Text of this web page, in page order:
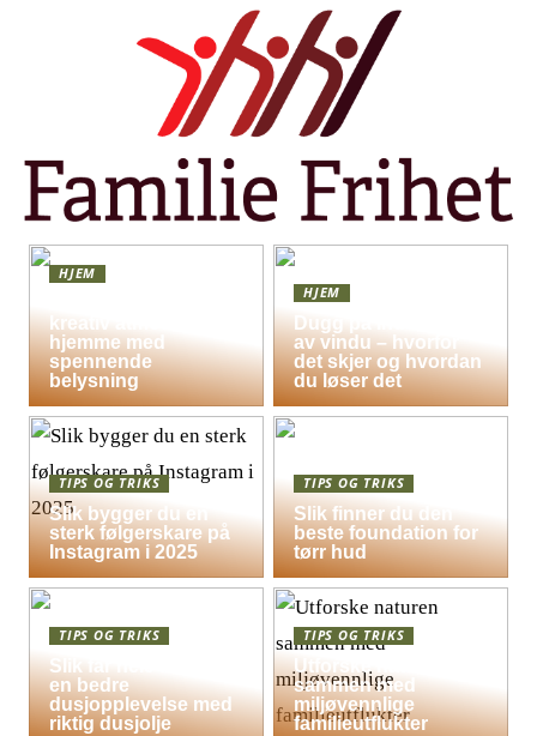
HJEM
kreativ atmosfære
hjemme med
spennende
belysning
HJEM
Dugg på indersiden
av vindu – hvorfor
det skjer og hvordan
du løser det
TIPS OG TRIKS
Slik bygger du en
sterk følgerskare på
Instagram i 2025
TIPS OG TRIKS
Slik finner du den
beste foundation for
tørr hud
TIPS OG TRIKS
Slik får hele familien
en bedre
dusjopplevelse med
riktig dusjolje
TIPS OG TRIKS
Utforske naturen
sammen med
miljøvennlige
familieutflukter